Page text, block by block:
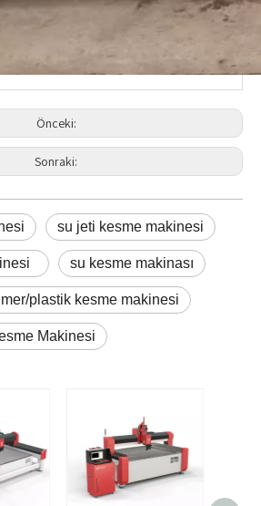
Önceki:
Sonraki:
su jeti kesme makinesi
su kesme makinası
plastik kesme makinesi
Makinesi